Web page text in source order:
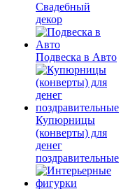
Свадебный
декор
Подвеска в Авто
Купюрницы
(конверты) для
денег
поздравительные